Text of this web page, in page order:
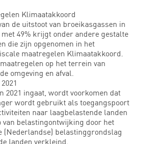
Klimaatakkoord
de uitstoot van broeikasgassen in
49% krijgt onder andere gestalte
die zijn opgenomen in het
maatregelen Klimaatakkoord.
op het terrein van
omgeving en afval.
2021 ingaat, wordt voorkomen dat
wordt gebruikt als toegangspoort
naar laagbelastende landen
belastingontwijking door het
(Nederlandse) belastinggrondslag
landen verkleind.